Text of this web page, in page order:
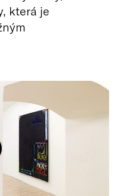
která je